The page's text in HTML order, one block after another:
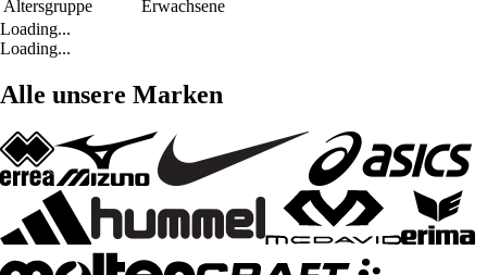
Altersgruppe
Erwachsene
Loading...
Loading...
Alle unsere Marken